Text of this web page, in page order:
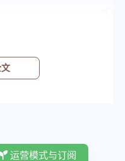
运营模式与订阅